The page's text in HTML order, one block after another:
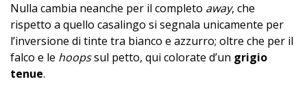
Nulla cambia neanche per il completo away, che
rispetto a quello casalingo si segnala unicamente per
l’inversione di tinte tra bianco e azzurro; oltre che per il
falco e le hoopssul petto, qui colorate d’un grigio
tenue.